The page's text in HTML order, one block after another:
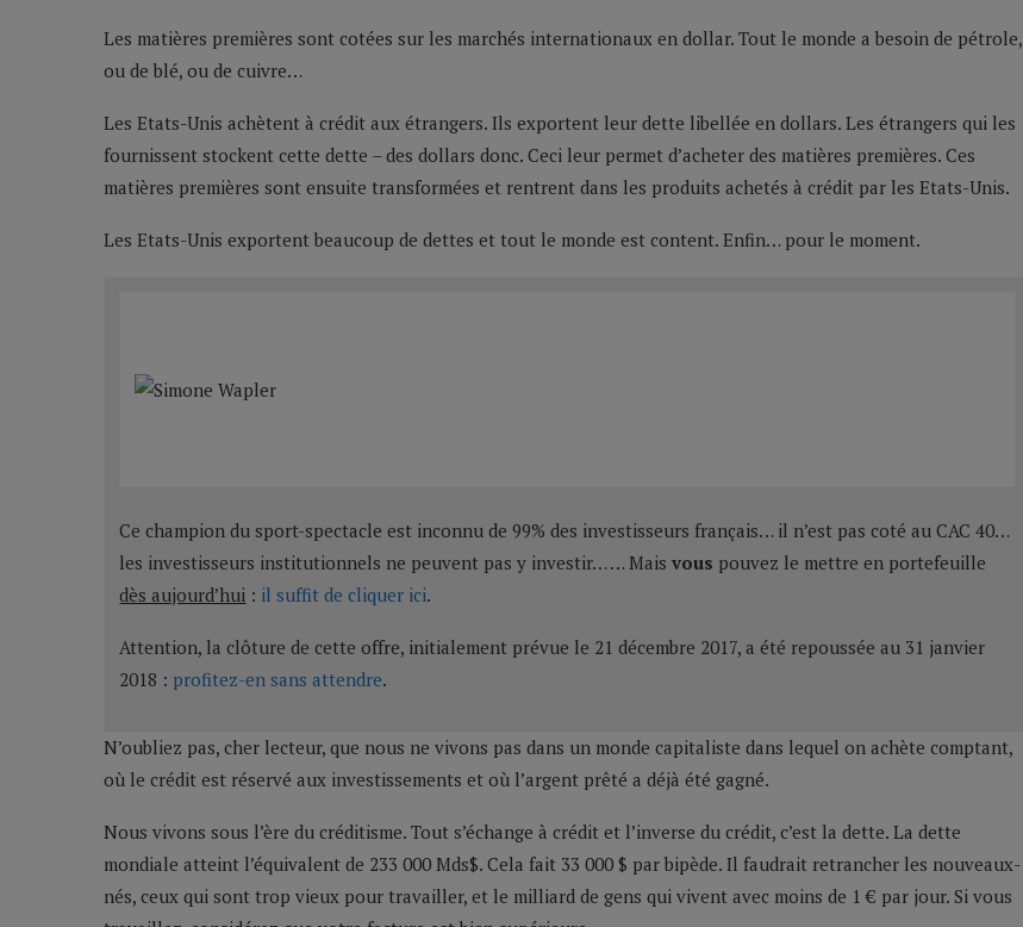
Les matières premières sont cotées sur les marchés internationaux en dollar. Tout le monde a besoin de pétrole,
ou de blé, ou de cuivre…
Les Etats-Unis achètent à crédit aux étrangers. Ils exportent leur dette libellée en dollars. Les étrangers qui les
fournissent stockent cette dette – des dollars donc. Ceci leur permet d’acheter des matières premières. Ces
matières premières sont ensuite transformées et rentrent dans les produits achetés à crédit par les Etats-Unis.
Les Etats-Unis exportent beaucoup de dettes et tout le monde est content. Enfin… pour le moment.
Ce champion du sport-spectacle est inconnu de 99% des investisseurs français… il n’est pas coté au CAC 40…
les investisseurs institutionnels ne peuvent pas y investir… … Maisvous pouvez le mettre en portefeuille
dès aujourd’hui : il suffit de cliquer ici.
Attention, la clôture de cette offre, initialement prévue le 21 décembre 2017, a été repoussée au 31 janvier
2018 : profitez-en sans attendre.
N’oubliez pas, cher lecteur, que nous ne vivons pas dans un monde capitaliste dans lequel on achète comptant,
où le crédit est réservé aux investissements et où l’argent prêté a déjà été gagné.
Nous vivons sous l’ère du créditisme. Tout s’échange à crédit et l’inverse du crédit, c’est la dette. La dette
mondiale atteint l’équivalent de 233 000 Mds$. Cela fait 33 000 $ par bipède. Il faudrait retrancher les nouveaux-
nés, ceux qui sont trop vieux pour travailler, et le milliard de gens qui vivent avec moins de 1 € par jour. Si vous